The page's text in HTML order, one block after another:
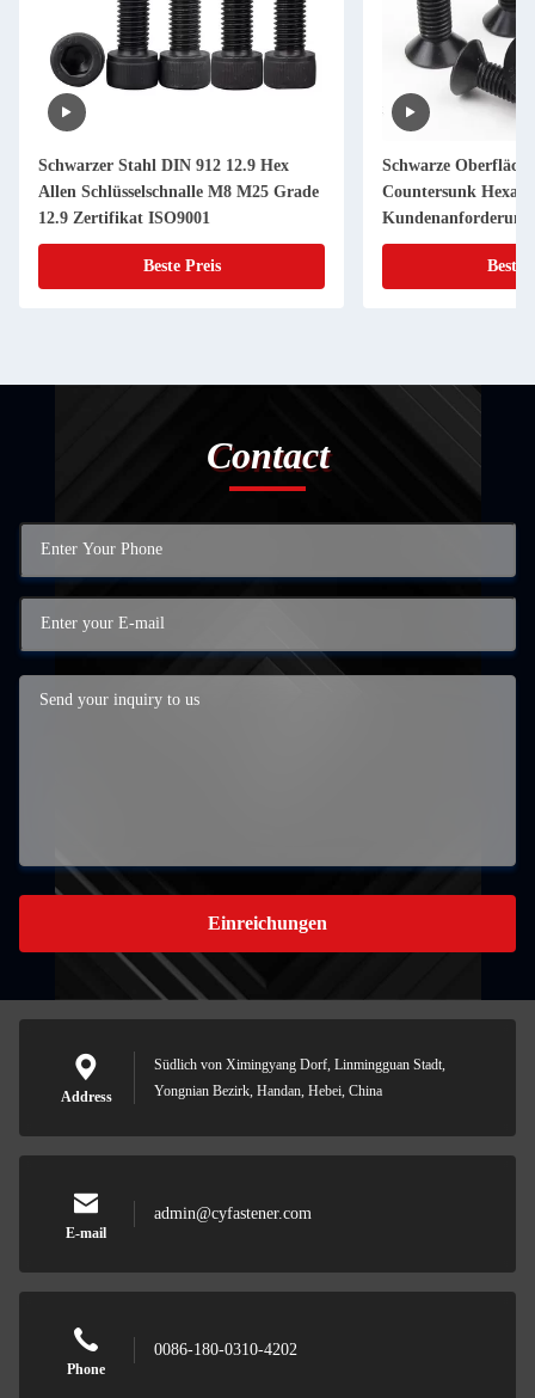
Schwarzer Stahl DIN 912 12.9 Hex
Allen Schlüsselschnalle M8 M25 Grade
12.9 Zertifikat ISO9001
Beste Preis
Schwarze
Countersunk
Beste
Contact
Einreichungen
Address
Südlich von Ximingyang Dorf, Linmingguan Stadt,
Yongnian Bezirk, Handan, Hebei, China
E-mail
admin@cyfastener.com
Phone
0086-180-0310-4202